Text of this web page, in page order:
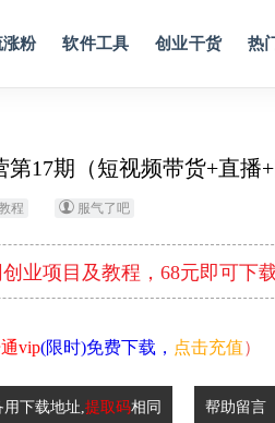
涨粉 软件工具 创业干货 热
17期（短视频带货+直播+
程 服气了吧
业项目及教程，68元即可下
vip(限时)免费下载， 点击充值）
用下载地址,提取码相同 帮助留言